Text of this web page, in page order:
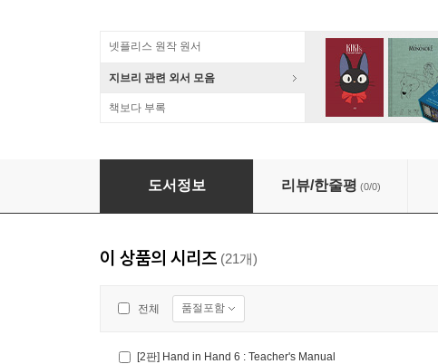
넷플리스 원작 원서
지브리 관련 외서 모음
책보다 부록
[2판] Hand in Hand Starter : Workbook
도서정보 리뷰/한줄평 (0/0)
이 상품의 시리즈 (21개)
전체 품절포함
[2판] Hand in Hand 6 : Teacher's Manual